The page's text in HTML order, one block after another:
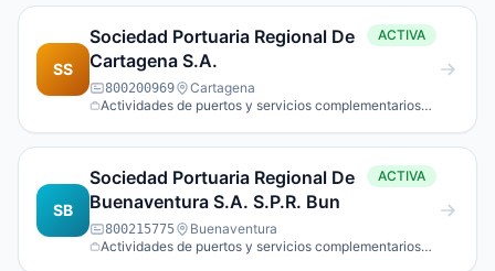
SS
Sociedad Portuaria Regional De
Cartagena S.A.
ACTIVA
800200969
Cartagena
Actividades de puertos y servicios complementarios
SB
Sociedad Portuaria Regional De
Buenaventura S.A. S.P.R. Bun
ACTIVA
800215775
Buenaventura
Actividades de puertos y servicios complementarios